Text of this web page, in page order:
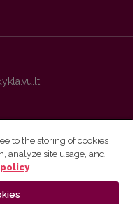
are distributed by
to the storing of cookies
analyze site usage, and